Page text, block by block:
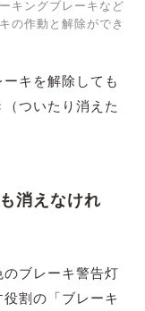
キングブレーキなど
の作動と解除ができ
キを解除しても
ついたり消えた
消えなけれ
ブレーキ警告灯
割の「ブレーキ